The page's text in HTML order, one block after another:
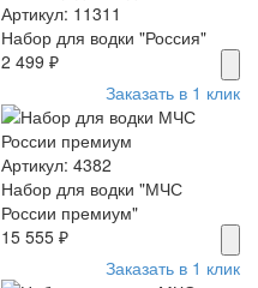
Артикул: 11311
Набор для водки "Россия"
2 499 ₽
Заказать в 1 клик
Артикул: 4382
Набор для водки "МЧС
России премиум"
15 555 ₽
Заказать в 1 клик